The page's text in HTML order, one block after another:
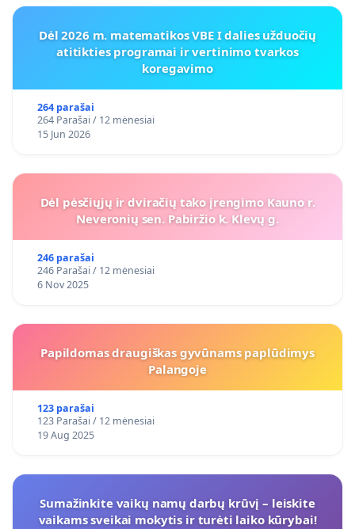
Dėl 2026 m. matematikos VBE I dalies užduočių
atitikties programai ir vertinimo tvarkos
koregavimo
264 parašai
264 Parašai / 12 mėnesiai
15 Jun 2026
Dėl pėsčiųjų ir dviračių tako įrengimo Kauno r.
Neveronių sen. Pabiržio k. Klevų g.
246 parašai
246 Parašai / 12 mėnesiai
6 Nov 2025
Papildomas draugiškas gyvūnams paplūdimys
Palangoje
123 parašai
123 Parašai / 12 mėnesiai
19 Aug 2025
Sumažinkite vaikų namų darbų krūvį – leiskite
vaikams sveikai mokytis ir turėti laiko kūrybai!